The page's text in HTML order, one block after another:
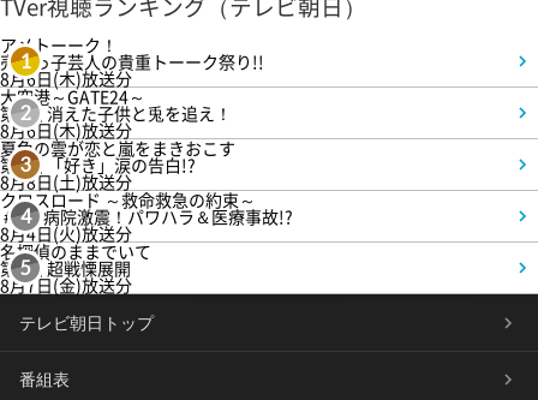
1
アメトーーク！
売れっ子芸人の貴重トーーク祭り!!
8月6日(木)放送分
2
大空港～GATE24～
第3話 消えた子供と兎を追え！
8月6日(木)放送分
3
夏色の雲が恋と嵐をまきおこす
第5話 「好き」涙の告白!?
8月8日(土)放送分
4
クロスロード ～救命救急の約束～
＃5 病院激震！パワハラ＆医療事故!?
8月4日(火)放送分
5
名探偵のままでいて
第4話 超戦慄展開
8月7日(金)放送分
テレビ朝日トップ
番組表